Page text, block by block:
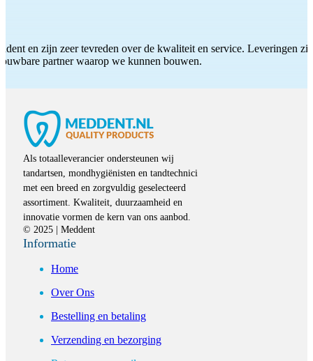
en zijn zeer tevreden over de kwaliteit en service. Leveringen
partner waarop we kunnen bouwen.
Als totaalleverancier ondersteunen wij
tandartsen, mondhygiënisten en tandtechnici
met een breed en zorgvuldig geselecteerd
assortiment. Kwaliteit, duurzaamheid en
innovatie vormen de kern van ons aanbod.
© 2025 | Meddent
Informatie
Home
Over Ons
Bestelling en betaling
Verzending en bezorging